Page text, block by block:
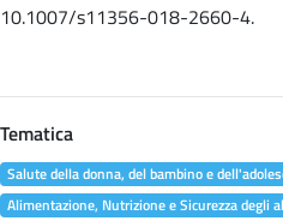
10.1007/s11356-018-2660-4.
Tematica
Salute della donna, del bambino e
Alimentazione, Nutrizione e Sicurezza degli